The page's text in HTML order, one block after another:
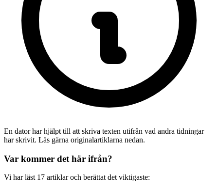
En dator har hjälpt till att skriva texten utifrån vad andra tidningar
har skrivit. Läs gärna originalartiklarna nedan.
Var kommer det här ifrån?
Vi har läst 17 artiklaroch berättat det viktigaste: